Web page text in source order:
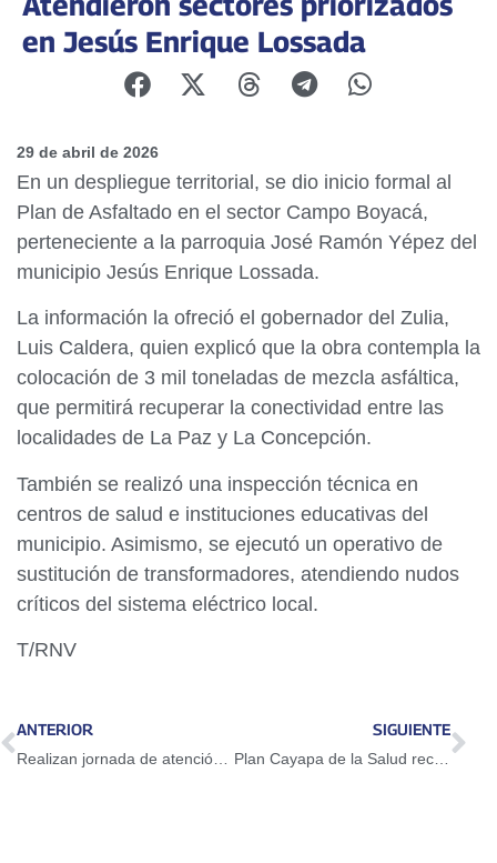
en Jesús Enrique Lossada
29 de abril de 2026
En un despliegue territorial, se dio inicio formal al
Plan de Asfaltado en el sector Campo Boyacá,
perteneciente a la parroquia José Ramón Yépez del
municipio Jesús Enrique Lossada.
La información la ofreció el gobernador del Zulia,
Luis Caldera, quien explicó que la obra contempla la
colocación de 3 mil toneladas de mezcla asfáltica,
que permitirá recuperar la conectividad entre las
localidades de La Paz y La Concepción.
También se realizó una inspección técnica en
centros de salud e instituciones educativas del
municipio. Asimismo, se ejecutó un operativo de
sustitución de transformadores, atendiendo nudos
críticos del sistema eléctrico local.
T/RNV
ANTERIOR
Realizan jornada de atención integral en municipio San Francisco
SIGUIENTE
Plan Cayapa de la Salud recupera espacios en el municipio Baralt